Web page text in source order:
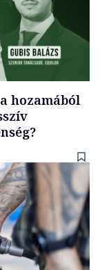
hozamából